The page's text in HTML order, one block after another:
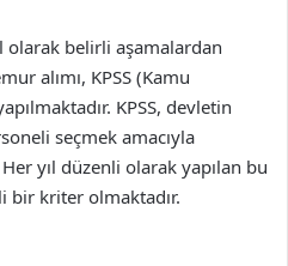
olarak belirli aşamalardan
alımı, KPSS (Kamu
KPSS, devletin
seçmek amacıyla
yıl düzenli olarak yapılan bu
bir kriter olmaktadır.